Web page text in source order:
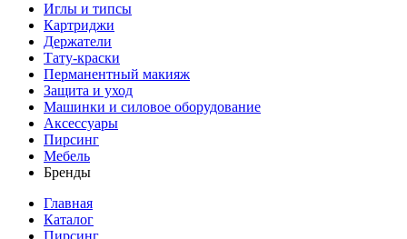
Иглы и типсы
Картриджи
Держатели
Тату-краски
Перманентный макияж
Защита и уход
Машинки и силовое оборудование
Аксессуары
Пирсинг
Мебель
Бренды
Главная
Каталог
Пирсинг